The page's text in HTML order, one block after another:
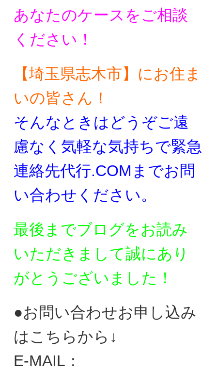
あなたのケースをご相談
ください！
【埼玉県志木市】にお住ま
いの皆さん！
そんなときはどうぞご遠
慮なく気軽な気持ちで緊急
連絡先代行.COMまでお問
い合わせください。
最後までブログをお読み
いただきまして誠にあり
がとう ございました！
●お問い合わせお申し込み
はこちらから↓
E-MAIL：